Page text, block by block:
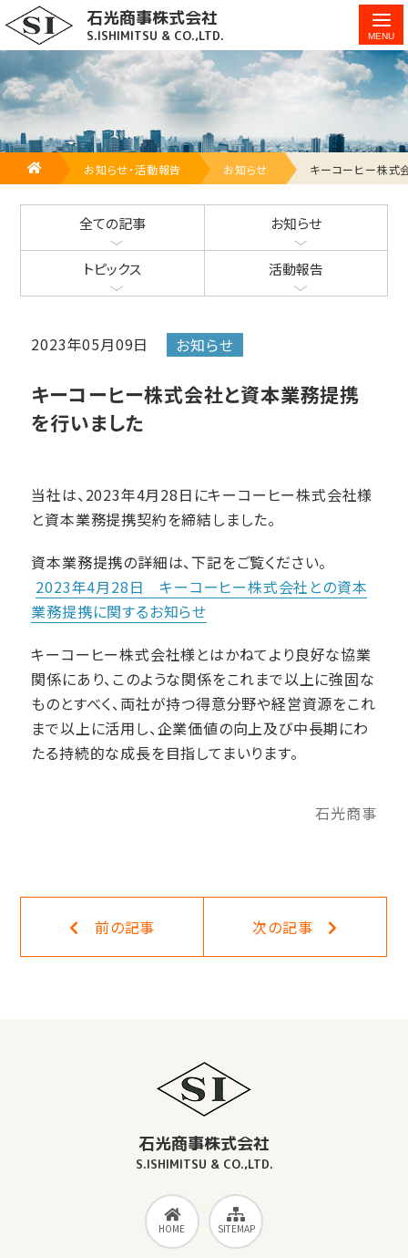
キーコーヒー株式会社と資本業務提携を行いました
石光商事株式会社
S.ISHIMITSU & CO.,LTD.
HOMEお知らせ・活動報告 お知らせ キーコーヒー株式
全ての記事 お知らせ
トピックス 活動報告
2023年05月09日 お知らせ
キーコーヒー株式会社と資本業務提携
を行いました
当社は、2023年4月28日にキーコーヒー株式会社様
と資本業務提携契約を締結しました。
資本業務提携の詳細は、下記をご覧ください。
2023年4月28日 キーコーヒー株式会社との資本
業務提携に関するお知らせ
キーコーヒー株式会社様とはかねてより良好な協業
関係にあり、このような関係をこれまで以上に強固な
ものとすべく、両社が持つ得意分野や経営資源をこれ
まで以上に活用し、企業価値の向上及び中長期にわ
たる持続的な成長を目指してまいります。
石光商事
前の記事 次の記事
石光商事株式会社
S.ISHIMITSU & CO.,LTD.
HOME SITEMAP